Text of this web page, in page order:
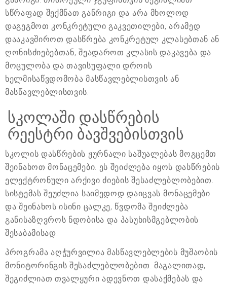
სწრაფად შექმნათ განრიგი და არა მხოლოდ
დაგეგმოთ კონკრეტული გაკვეთილები, არამედ
დააკავშიროთ დასწრება კონკრეტულ კლასებთან ან
ღონისძიებებთან, შეადაროთ კლასის დაკავება და
მოცულობა და თავისუფალი დროის
ხელმისაწვდომობა მასწავლებლისთვის ან
მასწავლებლისთვის.
სკოლაში დასწრების
რეესტრი ბავშვებისთვის
სკოლის დასწრების ჟურნალი საშუალებას მოგცემთ
შეინახოთ მონაცემები. ეს შეიძლება იყოს დასწრების
ელექტრონული არქივი ძიების შესაძლებლობებით.
სისტემას შეუძლია საიმედოდ დაიცვას მონაცემები
და შეინახოს ისინი ცალკე, წვდომა შეიძლება
განისაზღვროს ნდობისა და პასუხისმგებლობის
შესაბამისად.
პროგრამა აღჭურვილია მასწავლებლების მუშაობის
მონიტორინგის შესაძლებლობებით. მაგალითად,
შეგიძლიათ თვალყური ადევნოთ დასაქმებას და